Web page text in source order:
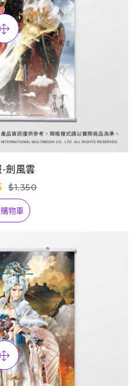
-劍風雲
$1,350
物車